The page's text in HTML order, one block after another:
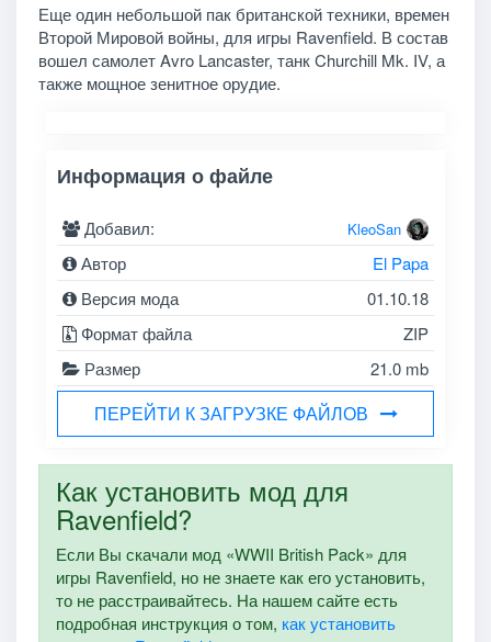
Еще один небольшой пак британской техники, времен
Второй Мировой войны, для игры Ravenfield. В состав
вошел самолет Avro Lancaster, танк Churchill Mk. IV, а
также мощное зенитное орудие.
Информация о файле
Добавил: KleoSan
Автор
El Papa
Версия мода
01.10.18
Формат файла
ZIP
Размер
21.0 mb
ПЕРЕЙТИ К ЗАГРУЗКЕ ФАЙЛОВ
Как установить мод для
Ravenfield?
Если Вы скачали мод «WWII British Pack» для
игры Ravenfield, но не знаете как его установить,
то не расстраивайтесь. На нашем сайте есть
подробная инструкция о том, как установить